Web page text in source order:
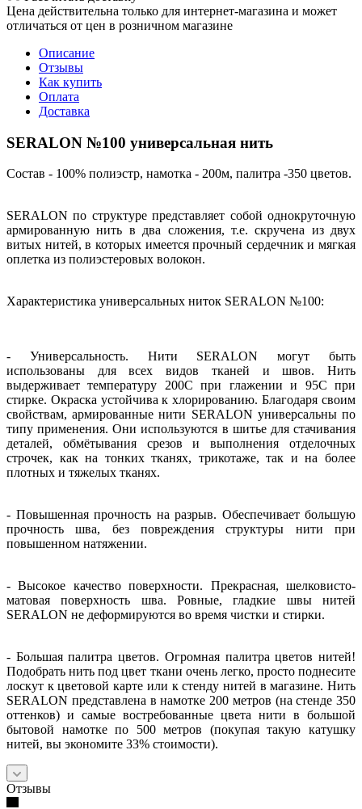
Цена действительна только для интернет-магазина и может
отличаться от цен в розничном магазине
Описание
Отзывы
Как купить
Оплата
Доставка
SERALON №100 универсальная нить
Состав - 100% полиэстр, намотка - 200м, палитра -350 цветов.
SERALON по структуре представляет собой однокруточную
армированную нить в два сложения, т.е. скручена из двух
витых нитей, в которых имеется прочный сердечник и мягкая
оплетка из полиэстеровых волокон.
Характеристика универсальных ниток SERALON №100:
- Универсальность. Нити SERALON могут быть
использованы для всех видов тканей и швов. Нить
выдерживает температуру 200С при глажении и 95С при
стирке. Окраска устойчива к хлорированию. Благодаря своим
свойствам, армированные нити SERALON универсальны по
типу применения. Они используются в шитье для стачивания
деталей, обмётывания срезов и выполнения отделочных
строчек, как на тонких тканях, трикотаже, так и на более
плотных и тяжелых тканях.
- Повышенная прочность на разрыв. Обеспечивает большую
прочность шва, без повреждения структуры нити при
повышенном натяжении.
- Высокое качество поверхности. Прекрасная, шелковисто-
матовая поверхность шва. Ровные, гладкие швы нитей
SERALON не деформируются во время чистки и стирки.
- Большая палитра цветов. Огромная палитра цветов нитей!
Подобрать нить под цвет ткани очень легко, просто поднесите
лоскут к цветовой карте или к стенду нитей в магазине. Нить
SERALON представлена в намотке 200 метров (на стенде 350
оттенков) и самые востребованные цвета нити в большой
бытовой намотке по 500 метров (покупая такую катушку
нитей, вы экономите 33% стоимости).
Отзывы